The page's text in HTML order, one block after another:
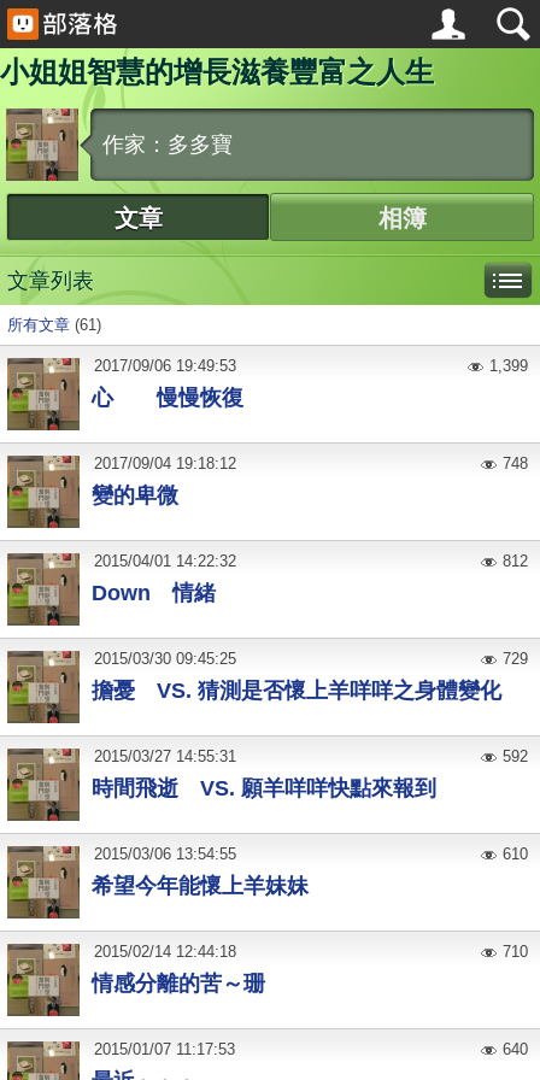
小姐姐智慧的增長滋養豐富之人生
作家：多多寶
文章 相簿
文章列表
所有文章 (61)
心 慢慢恢復
2017/09/06 19:49:53 1,399
變的卑微
2017/09/04 19:18:12 748
Down 情緒
2015/04/01 14:22:32 812
擔憂 VS. 猜測是否懷上羊咩咩之身體變化
2015/03/30 09:45:25 729
時間飛逝 VS. 願羊咩咩快點來報到
2015/03/27 14:55:31 592
希望今年能懷上羊妹妹
2015/03/06 13:54:55 610
情感分離的苦～珊
2015/02/14 12:44:18 710
2015/01/07 11:17:53 640